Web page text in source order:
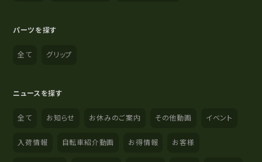
パーツを探す
全て グリップ
ニュースを探す
全て お知らせ お休みのご案内 その他動画 イベント
入荷情報 自転車紹介動画 お得情報 お客様